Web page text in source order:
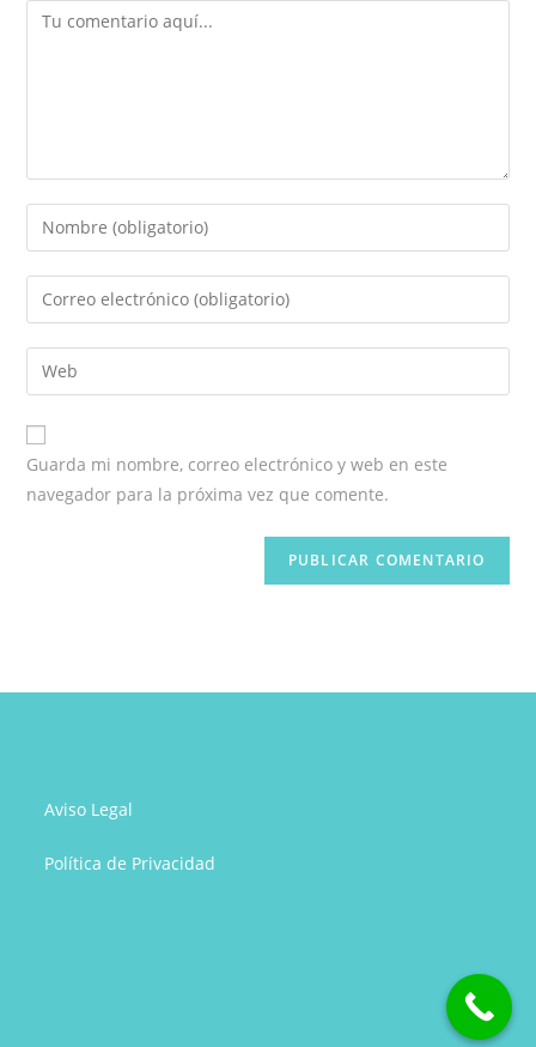
Comentario
Introduce
tu
nombre
de
usuario
para
comentar
Introduce
tu
dirección
de
electrónico
para
comentar
Introduce
la
URL
de
Guarda mi nombre, correo electrónico y web en este
navegador para la próxima vez que comente.
Aviso Legal
Política de Privacidad